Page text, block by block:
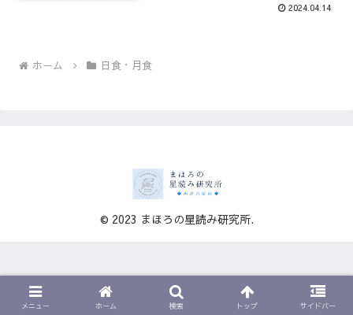
2024.04.14
ホーム 日食・月食
© 2023 まほろの星読み研究所.
メニュー ホーム 検索 トップ サイドバー